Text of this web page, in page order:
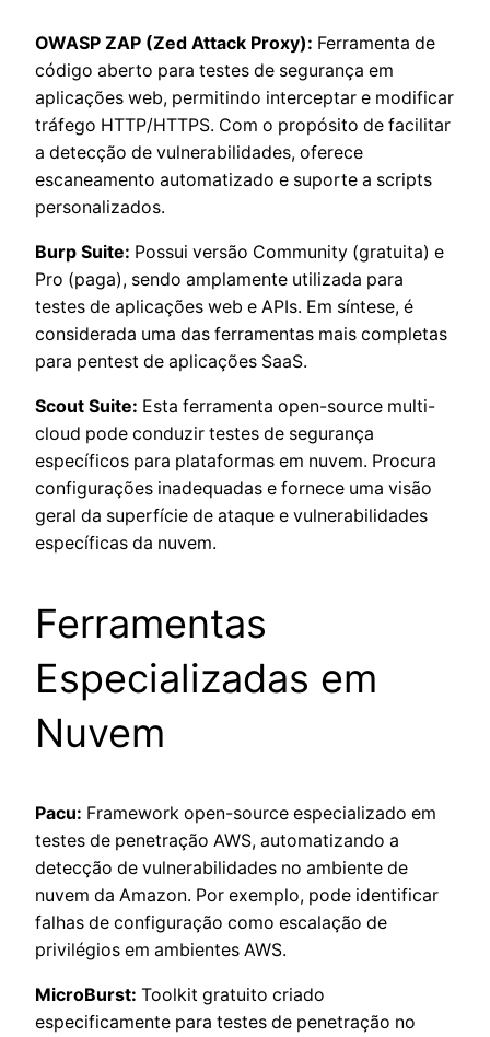
OWASP ZAP (Zed Attack Proxy): Ferramenta de
código aberto para testes de segurança em
aplicações web, permitindo interceptar e modificar
tráfego HTTP/HTTPS. Com o propósito de facilitar
a detecção de vulnerabilidades, oferece
escaneamento automatizado e suporte a scripts
personalizados.
Burp Suite: Possui versão Community (gratuita) e
Pro (paga), sendo amplamente utilizada para
testes de aplicações web e APIs. Em síntese, é
considerada uma das ferramentas mais completas
para pentest de aplicações SaaS.
Scout Suite: Esta ferramenta open-source multi-
cloud pode conduzir testes de segurança
específicos para plataformas em nuvem. Procura
configurações inadequadas e fornece uma visão
geral da superfície de ataque e vulnerabilidades
específicas da nuvem.
Ferramentas
Especializadas em
Nuvem
Pacu: Framework open-source especializado em
testes de penetração AWS, automatizando a
detecção de vulnerabilidades no ambiente de
nuvem da Amazon. Por exemplo, pode identificar
falhas de configuração como escalação de
privilégios em ambientes AWS.
MicroBurst: Toolkit gratuito criado
especificamente para testes de penetração no